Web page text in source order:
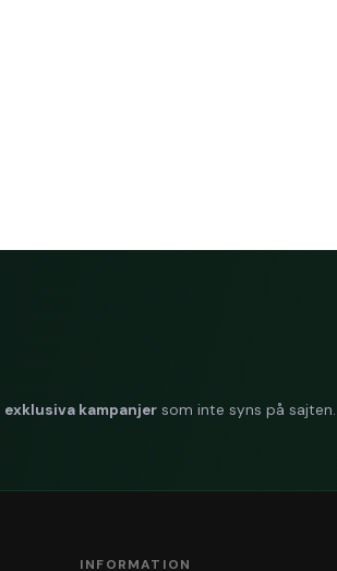
INFORMATION
exklusiva kampanjer som inte syns på sajten.